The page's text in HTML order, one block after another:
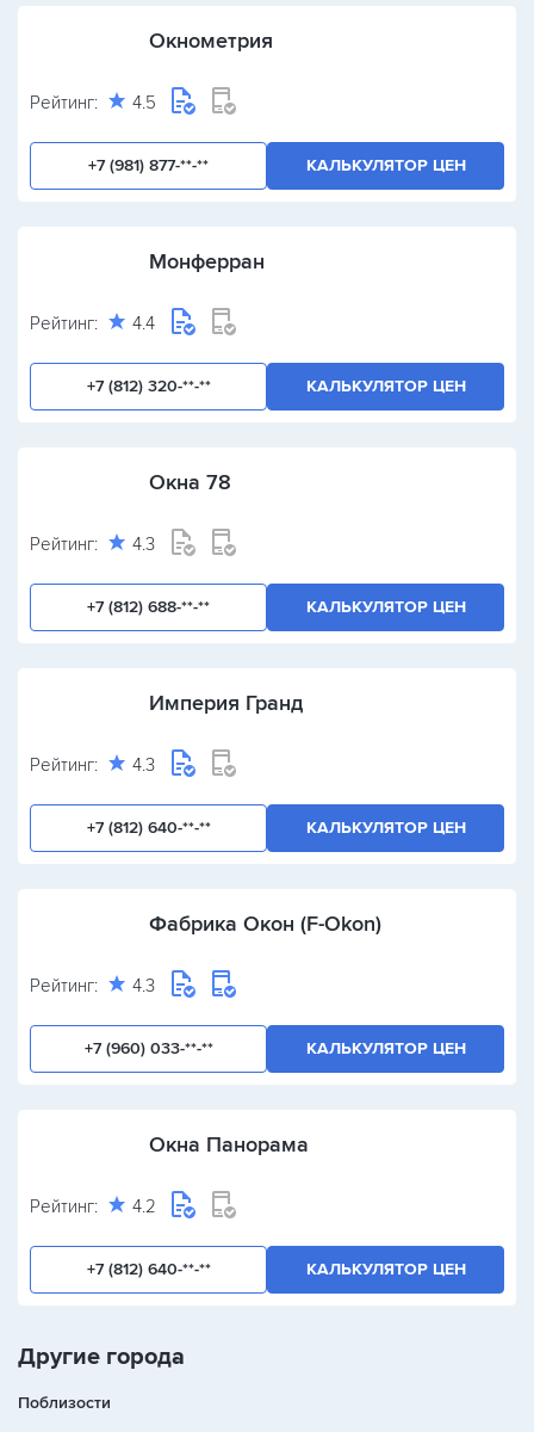
Окнометрия
Рейтинг: 4.5
+7 (981) 877-**-** КАЛЬКУЛЯТОР ЦЕН
Монферран
Рейтинг: 4.4
+7 (812) 320-**-** КАЛЬКУЛЯТОР ЦЕН
Окна 78
Рейтинг: 4.3
+7 (812) 688-**-** КАЛЬКУЛЯТОР ЦЕН
Империя Гранд
Рейтинг: 4.3
+7 (812) 640-**-** КАЛЬКУЛЯТОР ЦЕН
Фабрика Окон (F-Okon)
Рейтинг: 4.3
+7 (960) 033-**-** КАЛЬКУЛЯТОР ЦЕН
Окна Панорама
Рейтинг: 4.2
+7 (812) 640-**-** КАЛЬКУЛЯТОР ЦЕН
Другие города
Поблизости